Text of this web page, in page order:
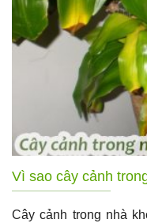
Vì sao cây cảnh
Cây cảnh trong nhà